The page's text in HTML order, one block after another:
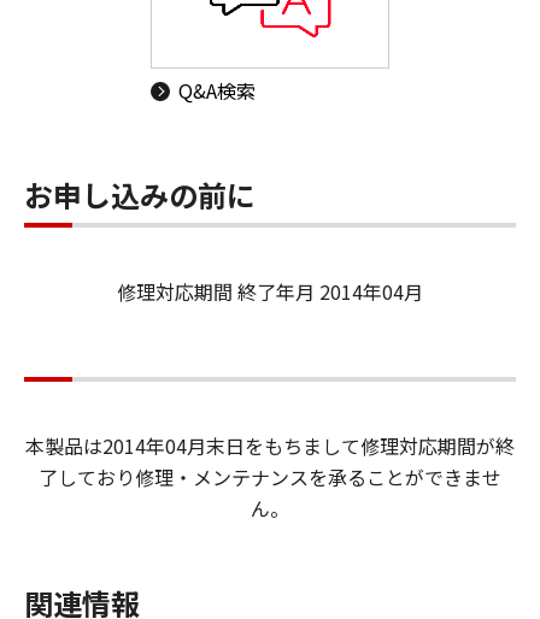
Q&A検索
お申し込みの前に
修理対応期間 終了年月 2014年04月
本製品は2014年04月末日をもちまして修理対応期間が終
了しており修理・メンテナンスを承ることができませ
ん。
関連情報